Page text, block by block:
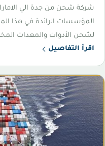
شركة شحن من جدة الي
المؤسسات الرائدة في هذا
لشحن الأدوات والمعدات
اقرأ التفاصيل